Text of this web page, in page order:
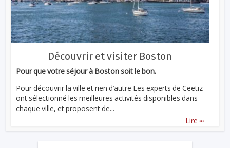
Découvrir et visiter Boston
Pour que votre séjour à Boston soit le bon.
Pour découvrir la ville et rien d’autre Les experts de Ceetiz
ont sélectionné les meilleures activités disponibles dans
chaque ville, et proposent de...
Lire ...